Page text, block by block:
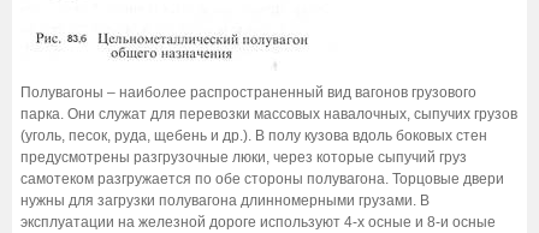
Полувагоны – наиболее распространенный вид вагонов грузового
парка. Они служат для перевозки массовых навалочных, сыпучих грузов
(уголь, песок, руда, щебень и др.). В полу кузова вдоль боковых стен
предусмотрены разгрузочные люки, через которые сыпучий груз
самотеком разгружается по обе стороны полувагона. Торцовые двери
нужны для загрузки полувагона длинномерными грузами. В
эксплуатации на железной дороге используют 4-х осные и 8-и осные